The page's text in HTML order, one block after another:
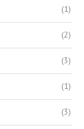
(1)
(2)
(3)
(1)
(3)